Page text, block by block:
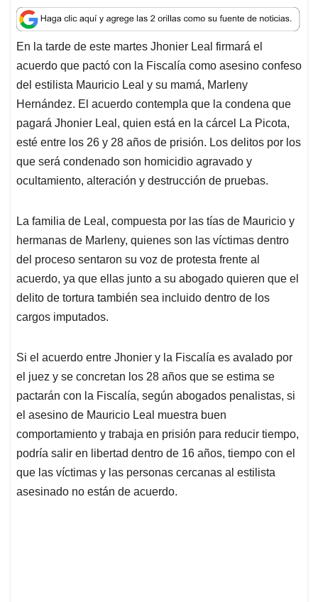
a
t
s
A
p
p
c
e
b
o
o
k
n
k
e
d
I
n
a
i
l
r
e
a
d
s
En la tarde de este martes Jhonier Leal firmará el
acuerdo que pactó con la Fiscalía como asesino confeso
del estilista Mauricio Leal y su mamá, Marleny
Hernández. El acuerdo contempla que la condena que
pagará Jhonier Leal, quien está en la cárcel La Picota,
esté entre los 26 y 28 años de prisión. Los delitos por los
que será condenado son homicidio agravado y
ocultamiento, alteración y destrucción de pruebas.
La familia de Leal, compuesta por las tías de Mauricio y
hermanas de Marleny, quienes son las víctimas dentro
del proceso sentaron su voz de protesta frente al
acuerdo, ya que ellas junto a su abogado quieren que el
delito de tortura también sea incluido dentro de los
cargos imputados.
Si el acuerdo entre Jhonier y la Fiscalía es avalado por
el juez y se concretan los 28 años que se estima se
pactarán con la Fiscalía, según abogados penalistas, si
el asesino de Mauricio Leal muestra buen
comportamiento y trabaja en prisión para reducir tiempo,
podría salir en libertad dentro de 16 años, tiempo con el
que las víctimas y las personas cercanas al estilista
asesinado no están de acuerdo.